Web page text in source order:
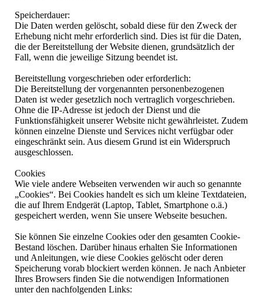
Speicherdauer:
Die Daten werden gelöscht, sobald diese für den Zweck der
Erhebung nicht mehr erforderlich sind. Dies ist für die Daten,
die der Bereitstellung der Website dienen, grundsätzlich der
Fall, wenn die jeweilige Sitzung beendet ist.
Bereitstellung vorgeschrieben oder erforderlich:
Die Bereitstellung der vorgenannten personenbezogenen
Daten ist weder gesetzlich noch vertraglich vorgeschrieben.
Ohne die IP-Adresse ist jedoch der Dienst und die
Funktionsfähigkeit unserer Website nicht gewährleistet. Zudem
können einzelne Dienste und Services nicht verfügbar oder
eingeschränkt sein. Aus diesem Grund ist ein Widerspruch
ausgeschlossen.
Cookies
Wie viele andere Webseiten verwenden wir auch so genannte
„Cookies“. Bei Cookies handelt es sich um kleine Textdateien,
die auf Ihrem Endgerät (Laptop, Tablet, Smartphone o.ä.)
gespeichert werden, wenn Sie unsere Webseite besuchen.
Sie können Sie einzelne Cookies oder den gesamten Cookie-
Bestand löschen. Darüber hinaus erhalten Sie Informationen
und Anleitungen, wie diese Cookies gelöscht oder deren
Speicherung vorab blockiert werden können. Je nach Anbieter
Ihres Browsers finden Sie die notwendigen Informationen
unter den nachfolgenden Links: